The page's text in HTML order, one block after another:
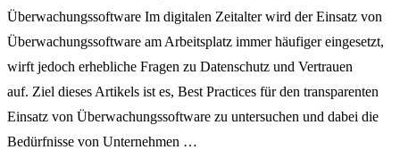
Überwachungssoftware Im digitalen Zeitalter wird der Einsatz von
Überwachungssoftware am Arbeitsplatz immer häufiger eingesetzt,
wirft jedoch erhebliche Fragen zu Datenschutz und Vertrauen
auf. Ziel dieses Artikels ist es, Best Practices für den transparenten
Einsatz von Überwachungssoftware zu untersuchen und dabei die
Bedürfnisse von Unternehmen …